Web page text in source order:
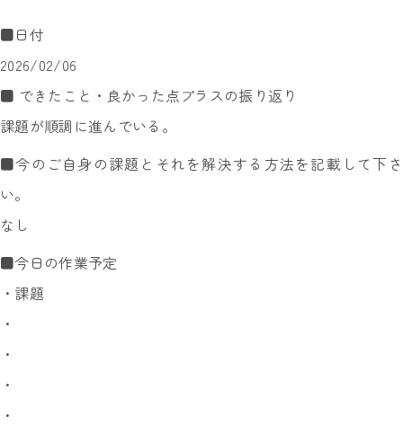
■日付
2026/02/06
■ できたこと・良かった点プラスの振り返り
課題が順調に進んでいる。
■今のご自身の課題とそれを解決する方法を記載して下さ
い。
なし
■今日の作業予定
・課題
・
・
・
・